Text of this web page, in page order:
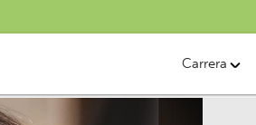
Carrera